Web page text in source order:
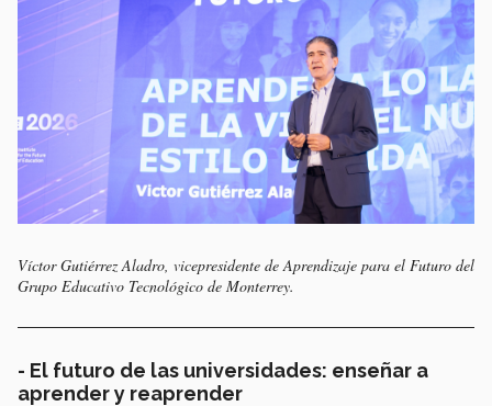
Víctor Gutiérrez Aladro, vicepresidente de Aprendizaje para el Futuro del
Grupo Educativo Tecnológico de Monterrey.
- El futuro de las universidades: enseñar a
aprender y reaprender